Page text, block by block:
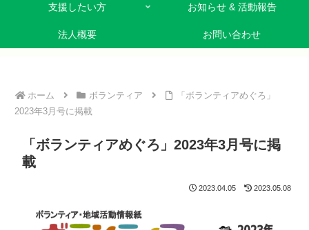
支援したい方 お知らせ & 活動報告
法人概要 お問い合わせ
ホーム ボランティア
「ボランティアめぐろ」
2023年3月号に掲載
「ボランティアめぐろ」2023年3月号に掲
載
2023.04.05 2023.05.08